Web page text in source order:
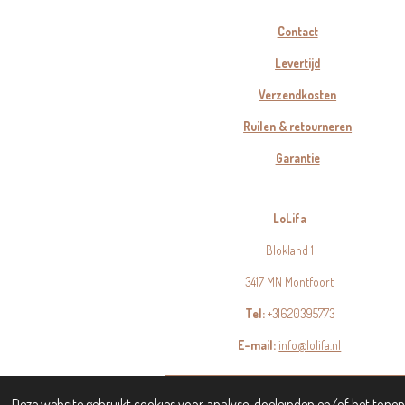
Contact
Levertijd
Verzendkosten
Ruilen & retourneren
Garantie
LoLifa
Blokland 1
3417 MN Montfoort
Tel:+31620395773
E-mail:info@lolifa.nl
© 2023 - 2026 LoLifa